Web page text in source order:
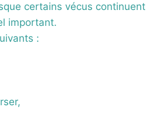
certains vécus continuent
important.
: